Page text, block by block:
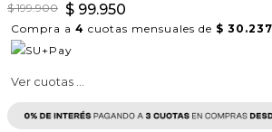
$ 199.900 $ 99.950
Compra a 4 cuotas mensuales de $
Ver cuotas ...